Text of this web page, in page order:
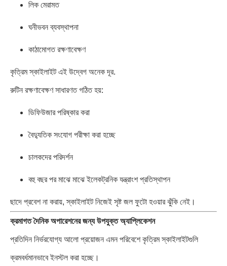
লিক মেরামত
ঘনীভবন ব্যবস্থাপনা
কাঠামোগত রক্ষণাবেক্ষণ
কৃত্রিম স্কাইলাইট এই উদ্বেগ অনেক দূর.
রুটিন রক্ষণাবেক্ষণ সাধারণত গঠিত হয়:
ডিফিউজার পরিষ্কার করা
বৈদ্যুতিক সংযোগ পরীক্ষা করা হচ্ছে
চালকদের পরিদর্শন
বহু বছর পর মাঝে মাঝে ইলেকট্রনিক যন্ত্রাংশ প্রতিস্থাপন
ছাদে প্রবেশ না করায়, স্কাইলাইট নিজেই সৃষ্ট জল ফুটো হওয়ার ঝুঁকি নেই।
ক্রমাগত দৈনিক অপারেশনের জন্য উপযুক্ত অ্যাপ্লিকেশন
প্রতিদিন নির্ভরযোগ্য আলো প্রয়োজন এমন পরিবেশে কৃত্রিম স্কাইলাইটগুলি
ক্রমবর্ধমানভাবে ইনস্টল করা হচ্ছে।